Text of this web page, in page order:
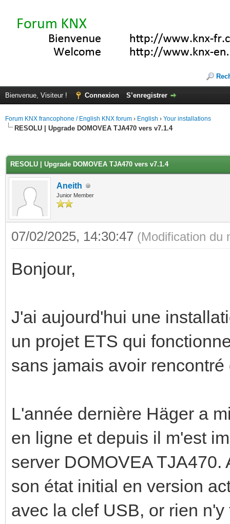
Bienvenue, Visiteur ! Connexion S’enregistrer
Forum KNX francophone / English KNX forum › English › Your installations
RESOLU | Upgrade DOMOVEA TJA470 vers v7.1.4
RESOLU | Upgrade DOMOVEA TJA470 vers v7.1.4
Aneith
Junior Member
07/02/2025, 14:30:47 (Modification du
Bonjour,
J'ai aujourd'hui une
un projet ETS qui
sans jamais avoir
L'année dernière Häger a
en ligne et depuis il m'est
server DOMOVEA
son état initial en version
avec la clef USB, or rien